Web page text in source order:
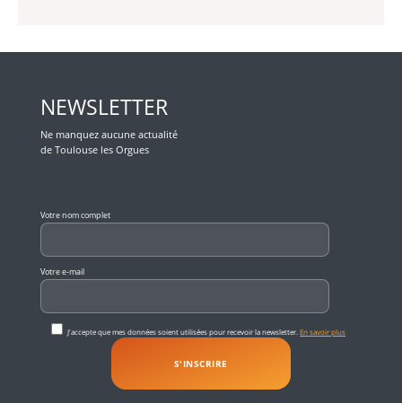
NEWSLETTER
Ne manquez aucune actualité
de Toulouse les Orgues
Votre nom complet
Votre e-mail
J'accepte que mes données soient utilisées pour recevoir la newsletter. En savoir plus